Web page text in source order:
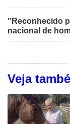
"Reconhecido
nacional de
Veja